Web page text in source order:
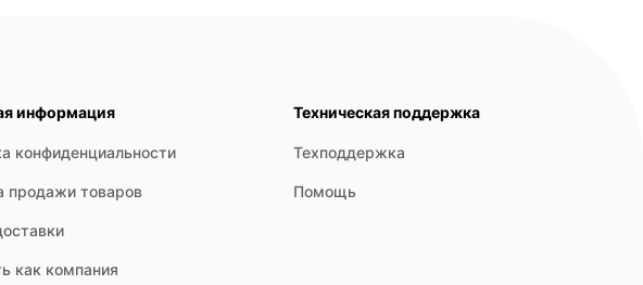
информация
конфиденциальности
продажи товаров
как компания
Техническая поддержка
Техподдержка
Помощь